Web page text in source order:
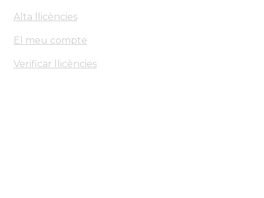
Alta llicències
El meu compte
Verificar llicències